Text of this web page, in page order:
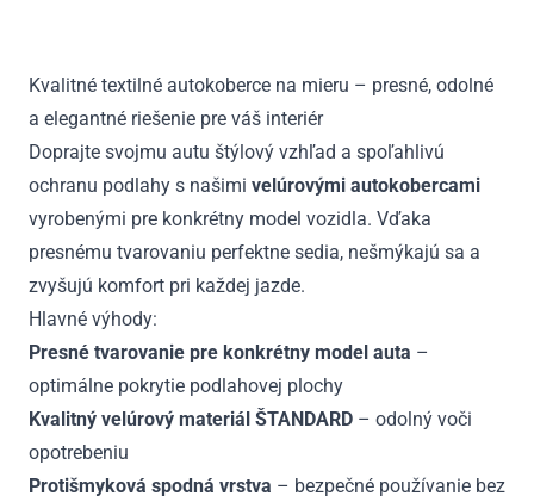
Kvalitné textilné autokoberce na mieru – presné, odolné
a elegantné riešenie pre váš interiér
Doprajte svojmu autu štýlový vzhľad a spoľahlivú
ochranu podlahy s našimi velúrovými autokobercami
vyrobenými pre konkrétny model vozidla. Vďaka
presnému tvarovaniu perfektne sedia, nešmýkajú sa a
zvyšujú komfort pri každej jazde.
Hlavné výhody:
Presné tvarovanie pre konkrétny model auta –
optimálne pokrytie podlahovej plochy
Kvalitný velúrový materiál ŠTANDARD – odolný voči
opotrebeniu
Protišmyková spodná vrstva – bezpečné používanie bez